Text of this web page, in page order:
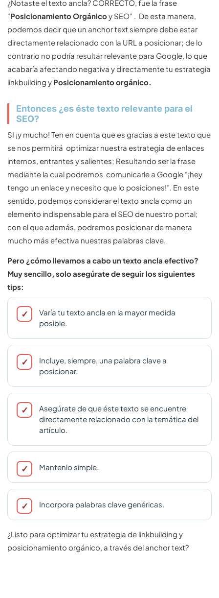
¿Notaste el texto ancla? CORRECTO, fue la frase
“Posicionamiento Orgánicoy SEO” . De esta manera,
podemos decir que un anchor text siempre debe estar
directamente relacionado con la URL a posicionar; de lo
contrario no podría resultar relevante para Google, lo que
acabaría afectando negativa y directamente tu estrategia
linkbuilding y Posicionamiento orgánico.
Entonces ¿es éste texto relevante para el
SEO?
SI ¡y mucho! Ten en cuenta que es gracias a este texto que
se nos permitirá optimizar nuestra estrategia de enlaces
internos, entrantes y salientes; Resultando ser la frase
mediante la cual podremos comunicarle a Google “¡hey
tengo un enlace y necesito que lo posiciones!”. En este
sentido, podemos considerar el texto ancla como un
elemento indispensable para el SEO de nuestro portal;
con el que además, podremos posicionar de manera
mucho más efectiva nuestras palabras clave.
Pero ¿cómo llevamos a cabo un texto ancla efectivo?
Muy sencillo, solo asegúrate de seguir los siguientes
tips:
Varía tu texto ancla en la mayor medida
posible.
Incluye, siempre, una palabra clave a
posicionar.
Asegúrate de que éste texto se encuentre
directamente relacionado con la temática del
artículo.
Mantenlo simple.
Incorpora palabras clave genéricas.
¿Listo para optimizar tu estrategia de linkbuilding y
posicionamiento orgánico, a través del anchor text?